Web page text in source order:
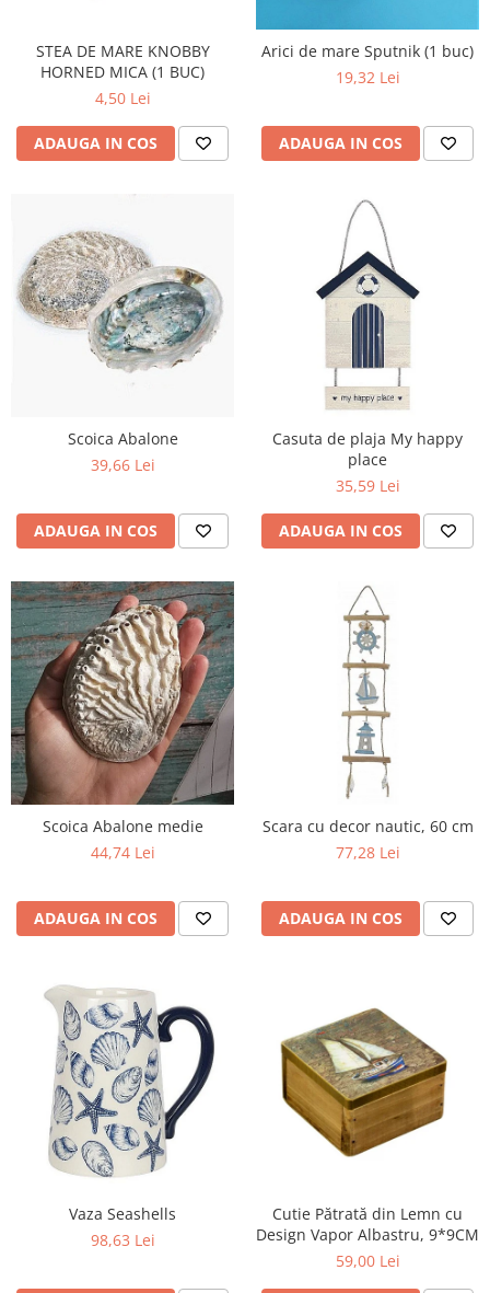
STEA DE MARE KNOBBY
HORNED MICA (1 BUC)
4,50 Lei
ADAUGA IN COS
Arici de mare Sputnik (1 buc)
19,32 Lei
ADAUGA IN COS
Scoica Abalone
39,66 Lei
ADAUGA IN COS
Casuta de plaja My happy
place
35,59 Lei
ADAUGA IN COS
Scoica Abalone medie
44,74 Lei
ADAUGA IN COS
Scara cu decor nautic, 60 cm
77,28 Lei
ADAUGA IN COS
Vaza Seashells
98,63 Lei
Cutie Pătrată din Lemn cu
Design Vapor Albastru, 9*9CM
59,00 Lei